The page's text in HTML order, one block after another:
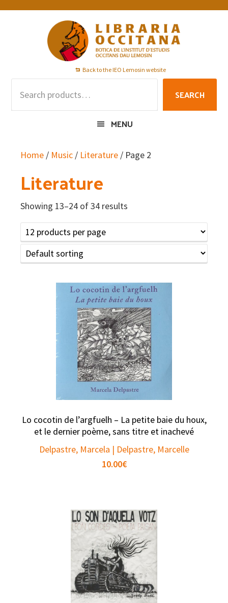
Skip
Skip
Skip
Back to the IEO Lemosin website
SEARCH
MENU
Home / Music / Literature / Page 2
Literature
Showing 13–24 of 34 results
Lo cocotin de l’argfuelh – La petite baie du houx,
et le dernier poème, sans titre et inachevé
Delpastre, Marcela | Delpastre, Marcelle
10.00€